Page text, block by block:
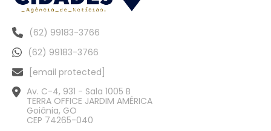
(62) 99183-3766
(62) 99183-3766
[email protected]
Av. C-4, 931 - Sala 1005 B
TERRA OFFICE JARDIM AMÉRICA
Goiânia, GO
CEP 74265-040